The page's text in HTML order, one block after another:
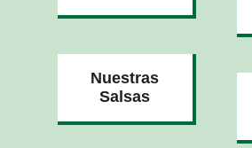
Nuestras
Salsas